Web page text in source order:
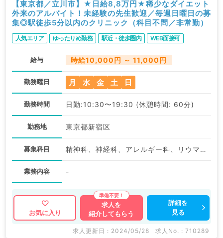
【東京都／立川市】★日給8,8万円★稀少なダイエット
外来のアルバイト！未経験の先生歓迎／毎週日曜日の募
集◎駅徒歩5分以内のクリニック（科目不問／非常勤）
人気エリア ゆったりめ勤務 駅近・徒歩圏内 WEB面接可
給与 時給10,000円 ～ 11,000円
勤務曜日 月 水 金 土 日
勤務時間 日勤:10:30〜19:30 (休憩時間: 60分)
勤務地 東京都新宿区
募集科目 精神科、神経科、アレルギー科、リウマチ科、小児科、皮膚科、産婦人科、産科、婦人科、眼科、耳鼻咽喉科、気管食道科、放射線科、リハビリテーション科、麻酔科、ペインクリニック、人工透析科、緩和ケア科、一般内科、外科系全般、一般外科、総合診療科、美容皮膚科、健診・人間ドック、救急科・ＩＣＵ、病理科、基礎医学系、その他、産業医、科目不問
業務内容 -
お気に入り
求人を
紹介してもらう
詳細を
見る
求人更新日 : 2024/05/28 求人No. : 710289